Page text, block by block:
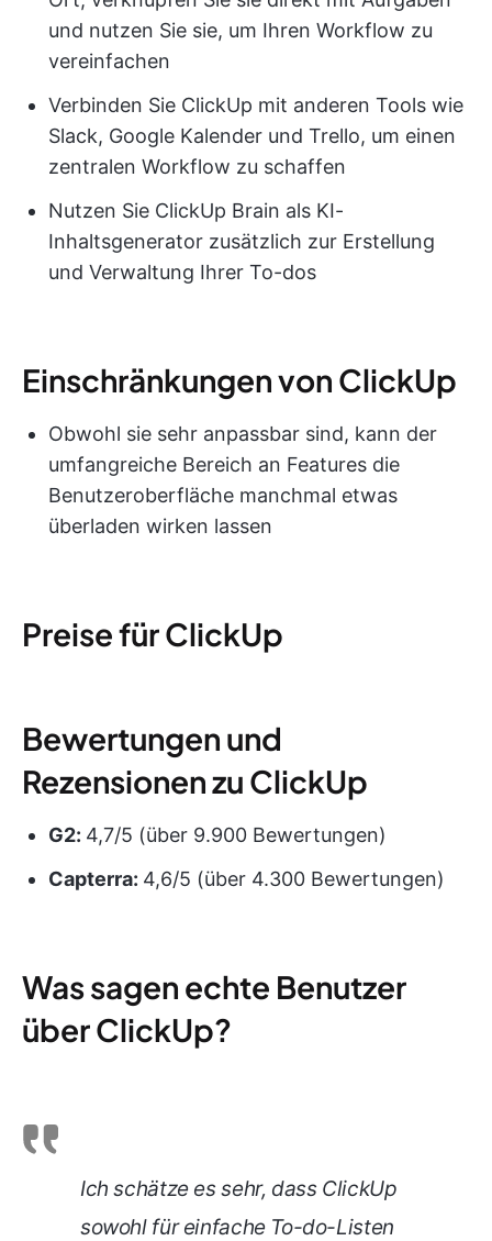
und nutzen Sie sie, um Ihren Workflow zu
vereinfachen
Verbinden Sie ClickUp mit anderen Tools wie
Slack, Google Kalender und Trello, um einen
zentralen Workflow zu schaffen
Nutzen Sie ClickUp Brain als KI-
Inhaltsgenerator zusätzlich zur Erstellung
und Verwaltung Ihrer To-dos
Einschränkungen von ClickUp
Obwohl sie sehr anpassbar sind, kann der
umfangreiche Bereich an Features die
Benutzeroberfläche manchmal etwas
überladen wirken lassen
Preise für ClickUp
Bewertungen und
Rezensionen zu ClickUp
G2: 4,7/5 (über 9.900 Bewertungen)
Capterra: 4,6/5 (über 4.300 Bewertungen)
Was sagen echte Benutzer
über ClickUp?
Ich schätze es sehr, dass ClickUp
sowohl für einfache To-do-Listen